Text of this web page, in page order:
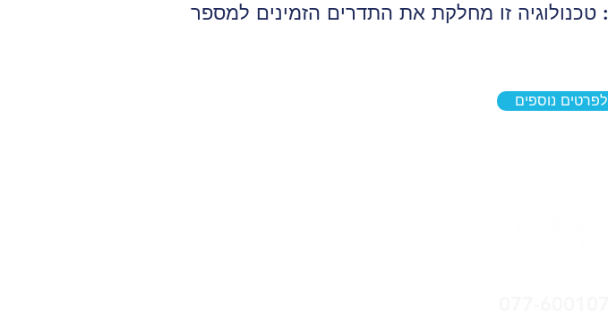
Frequency Division Multiple Access (FDMA): טכנולוגיה זו מחלקת את התדרים הזמינים למספר
לפרטים נוספים